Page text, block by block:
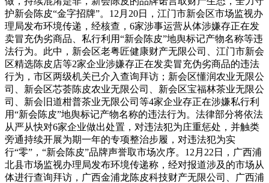
护新会陈皮“金字招牌”。12月20日，江门市新会区市场监视办
理局发布环境传递，经核查，6家涉事运营从体涉嫌存正在发
卖冒充伪劣商品、私行利用“新会陈皮”地舆标记产物名称等违
法行为。此中，新会区老粤匠健康财产无限公司、江门市新会
区精选陈皮店等2家企业涉嫌存正在发卖冒充伪劣商品的违法
行为，市区两级机关已介入查询拜访；新会区懂润农业无限公
司、新会区芯荟陈皮农业无限公司、新会区宝福林茶业无限公
司、新会旧道柑普茶业无限公司等4家企业存正在涉嫌私行利
用“新会陈皮”地舆标记产物名称的违法行为。法律部分将依法
从严从快对6家企业做出处置，对违法犯为庄重惩处，并触类
旁通持续开展为期一年的专项整治步履，对违法犯为实
行“零”，“新会陈皮”品牌声誉取市场次序。12月22日，广西浦
北县市场监视办理局发布环境传递称，经对报道涉及的市场从
体进行查询拜访，广西金浦龙陈皮科技财产无限公司、广西浦